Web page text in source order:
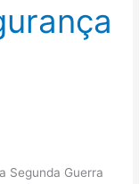
Segunda Guerra